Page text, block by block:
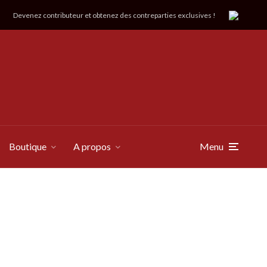
Devenez contributeur et obtenez des contreparties exclusives !
Boutique A propos Menu